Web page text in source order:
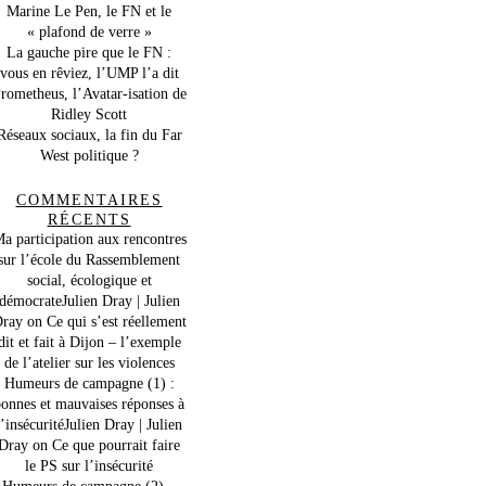
Marine Le Pen, le FN et le
« plafond de verre »
La gauche pire que le FN :
vous en rêviez, l’UMP l’a dit
l’Avatar-isation de
Ridley Scott
sociaux, la fin du Far
West politique ?
COMMENTAIRES
RÉCENTS
participation aux rencontres
l’école du Rassemblement
social, écologique et
démocrateJulien Dray | Julien
on Ce qui s’est réellement
et fait à Dijon – l’exemple
de l’atelier sur les violences
Humeurs de campagne (1) :
et mauvaises réponses à
Dray | Julien
on Ce que pourrait faire
le PS sur l’insécurité